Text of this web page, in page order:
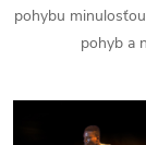
pohybu
pohyb a